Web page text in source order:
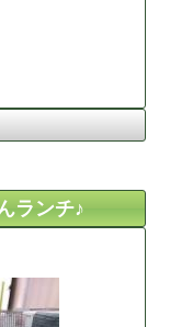
ランチ♪